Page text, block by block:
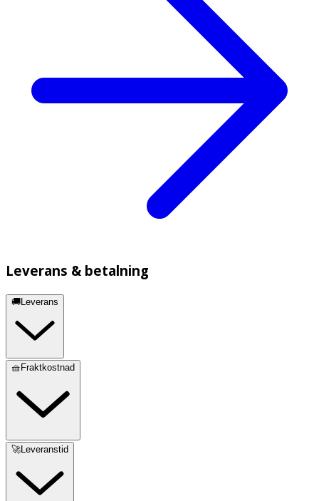
Leverans & betalning
🚚Leverans
🧺Fraktkostnad
🚀Leveranstid